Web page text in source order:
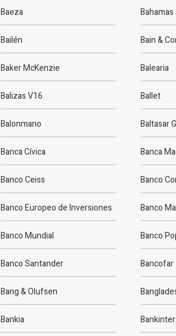
Baeza Bahamas
Bailén Bain &
Baker McKenzie Balearia
Balizas V16 Ballet
Balonmano Baltasar
Banca Cívica Banca
Banco Ceiss Banco
Banco Europeo de Inversiones Banco
Banco Mundial Banco
Banco Santander Bancofar
Bang & Olufsen
Bankia Bankinter